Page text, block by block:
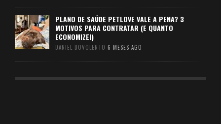
PLANO DE SAÚDE PETLOVE VALE A PENA? 3
MOTIVOS PARA CONTRATAR (E QUANTO
ECONOMIZEI)
DANIEL BOVOLENTO 6 MESES AGO